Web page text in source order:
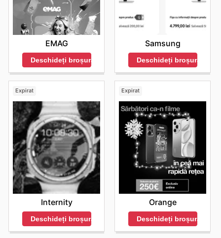
EMAG
Deschideți broșura
Samsung
Deschideți broșura
Expirat
Internity
Deschideți broșura
Expirat
Orange
Deschideți broșura